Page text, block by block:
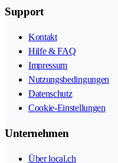
Support
Kontakt
Hilfe & FAQ
Impressum
Nutzungsbedingungen
Datenschutz
Cookie-Einstellungen
Unternehmen
Über local.ch